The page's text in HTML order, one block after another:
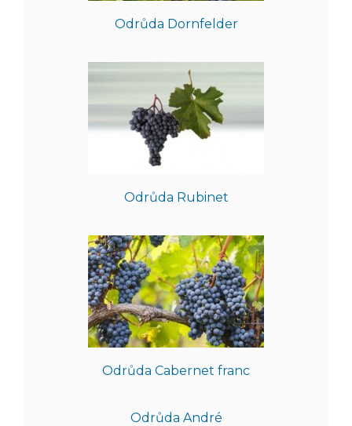
Odrůda Dornfelder
Odrůda Rubinet
Odrůda Cabernet franc
Odrůda André